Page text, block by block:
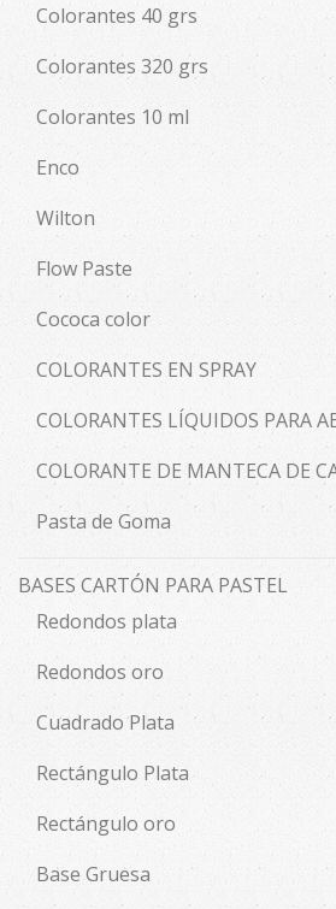
Colorantes 40 grs
Colorantes 320 grs
Colorantes 10 ml
Enco
Wilton
Flow Paste
Cococa color
COLORANTES EN SPRAY
COLORANTES LÍQUIDOS PARA
COLORANTE DE MANTECA DE
Pasta de Goma
BASES CARTÓN PARA PASTEL
Redondos plata
Redondos oro
Cuadrado Plata
Rectángulo Plata
Rectángulo oro
Base Gruesa